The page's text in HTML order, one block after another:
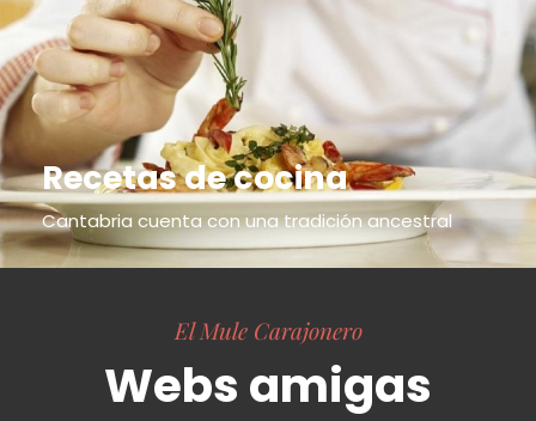
Recetas de cocina
Cantabria cuenta con una tradición ancestral
El Mule Carajonero
Webs amigas